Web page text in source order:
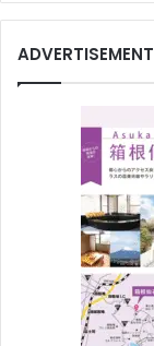
ADVERTISEMENT